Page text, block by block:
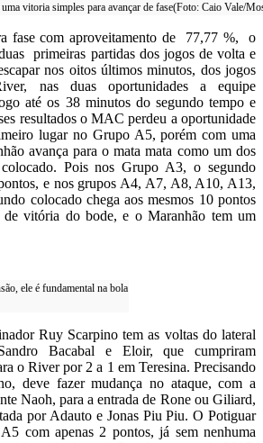
vitoria simples para avançar de fase(Foto: Caio Vale/
fase com aproveitamento de 77,77 %, o
primeiras partidas dos jogos de volta e
nos oitos últimos minutos, dos jogos
nas duas oportunidades a equipe
até os 38 minutos do segundo tempo e
resultados o MAC perdeu a oportunidade
lugar no Grupo A5, porém com uma
avança para o mata mata como um dos
Pois nos Grupo A3, o segundo
e nos grupos A4, A7, A8, A10, A13,
colocado chega aos mesmos 10 pontos
de vitória do bode, e o Maranhão tem um
ele é fundamental na bola
Ruy Scarpino tem as voltas do lateral
Bacabal e Eloir, que cumpriram
o River por 2 a 1 em Teresina. Precisando
deve fazer mudança no ataque, com a
Naoh, para a entrada de Rone ou Giliard,
por Adauto e Jonas Piu Piu. O Potiguar
com apenas 2 pontos, já sem nenhuma